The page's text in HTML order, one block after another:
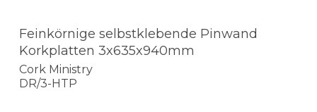
Feinkörnige selbstklebende Pinwand
Korkplatten 3x635x940mm
Cork Ministry
DR/3-HTP